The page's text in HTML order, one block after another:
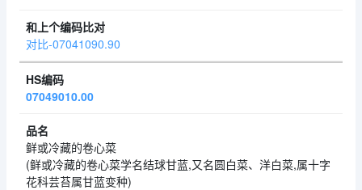
对比-07041090.90
07049010.00
鲜或冷藏的卷心菜
(鲜或冷藏的卷心菜学名结球甘蓝,又名圆白菜、洋白菜,属十字
花科芸苔属甘蓝变种)